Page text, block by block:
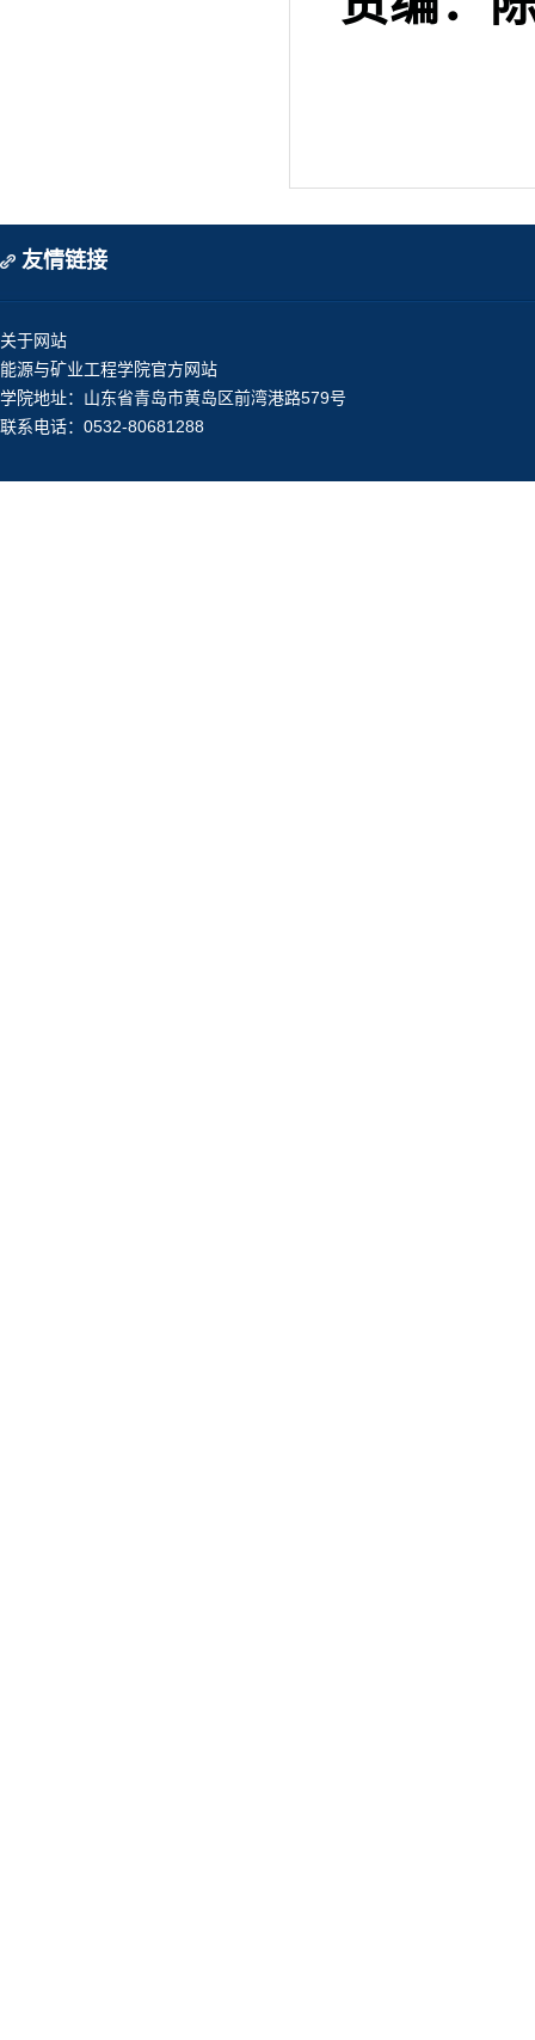
友情链接
关于网站
能源与矿业工程学院官方网站
学院地址：山东省青岛市黄岛区前湾港路579号
联系电话：0532-80681288